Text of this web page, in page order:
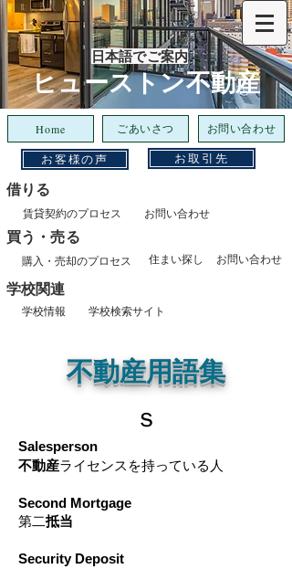
​ヒューストン不動産
日本語でご案内
Home ごあいさつ お問い合わせ
お客様の声 お取引先
借りる
賃貸契約のプロセス お問い合わせ
​買う・売る
購入・売却のプロセス お問い合わせ
住まい探し
​学校関連
学校情報 学校検索サイト
不動産用語集
ｓ
Salesperson
不動産ライセンスを持っている人
Second Mortgage
第二抵当
Security Deposit